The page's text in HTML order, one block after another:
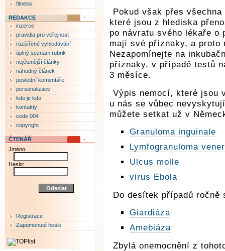
Pokud však přes
které jsou z hlediska
po návratu svého lékaře o
mají své příznaky, a proto
Nezapomínejte na
příznaky, v případě testů
3 měsíce.
Výpis nemocí, které jsou
u nás se vůbec
můžete setkat už v
Granuloma inguinale
Lymfogranuloma
Ulcus molle
virus Ebola
Do desítek případů
Giardiáza
Amebiáza
Zbylá onemocnění z
fitness
REDAKCE
inzerce
pravidla pro veřejnost
rozšířené vyhledávání
úplný seznam rubrik
nejčtenější články
náhodný článek
poslední komentáře
personalizace
kdo je kdo
kontakty
code 004
copyright
ČTENÁŘ
Jméno:
Heslo:
Registrace
Zapomenuté heslo